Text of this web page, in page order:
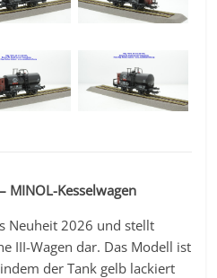
MINOL-Kesselwagen
Neuheit 2026 und stellt
III-Wagen dar. Das Modell ist
der Tank gelb lackiert